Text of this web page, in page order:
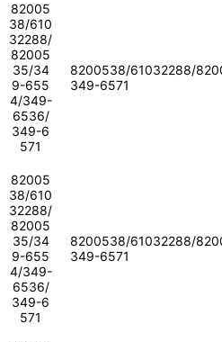
82005
38/610
32288/
82005
35/34
9-655
4/349-
6536/
349-6
571
8200538/61032288/
349-6571
82005
38/610
32288/
82005
35/34
9-655
4/349-
6536/
349-6
571
8200538/61032288/
349-6571